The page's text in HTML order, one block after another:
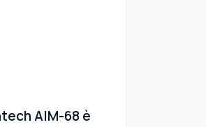
AIM-68 è